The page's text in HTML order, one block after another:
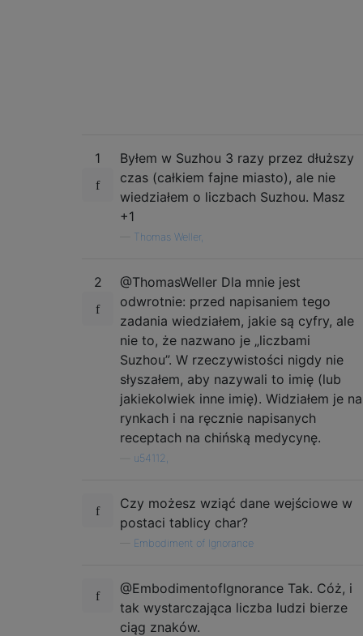
1
Byłem w Suzhou 3 razy przez dłuższy
czas (całkiem fajne miasto), ale nie
wiedziałem o liczbach Suzhou. Masz
+1
Thomas Weller,
2
@ThomasWeller Dla mnie jest
odwrotnie: przed napisaniem tego
zadania wiedziałem, jakie są cyfry, ale
nie to, że nazwano je „liczbami
Suzhou”. W rzeczywistości nigdy nie
słyszałem, aby nazywali to imię (lub
jakiekolwiek inne imię). Widziałem je na
rynkach i na ręcznie napisanych
receptach na chińską medycynę.
u54112,
Czy możesz wziąć dane wejściowe w
postaci tablicy char?
Embodiment of Ignorance
@EmbodimentofIgnorance Tak. Cóż, i
tak wystarczająca liczba ludzi bierze
ciąg znaków.